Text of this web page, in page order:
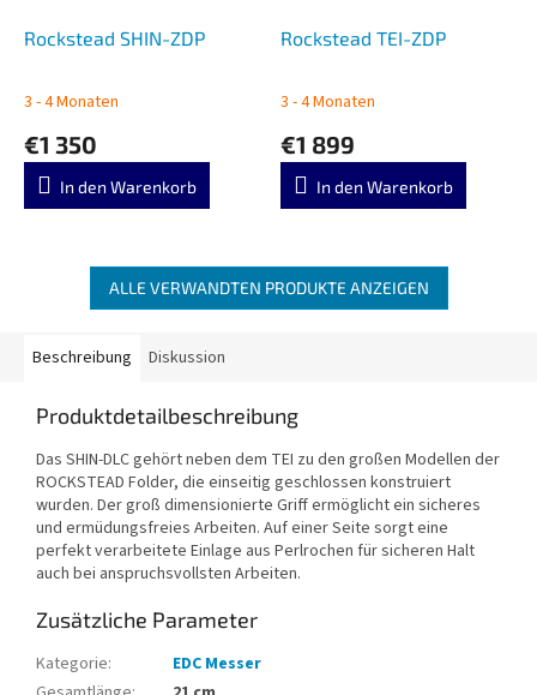
Rockstead SHIN-ZDP
3 - 4 Monaten
€1 350
In den Warenkorb
Rockstead TEI-ZDP
3 - 4 Monaten
€1 899
In den Warenkorb
ALLE VERWANDTEN PRODUKTE ANZEIGEN
Beschreibung Diskussion
Produktdetailbeschreibung
Das SHIN-DLC gehört neben dem TEI zu den großen Modellen der
ROCKSTEAD Folder, die einseitig geschlossen konstruiert
wurden. Der groß dimensionierte Griff ermöglicht ein sicheres
und ermüdungsfreies Arbeiten. Auf einer Seite sorgt eine
perfekt verarbeitete Einlage aus Perlrochen für sicheren Halt
auch bei anspruchsvollsten Arbeiten.
Zusätzliche Parameter
Kategorie:
EDC Messer